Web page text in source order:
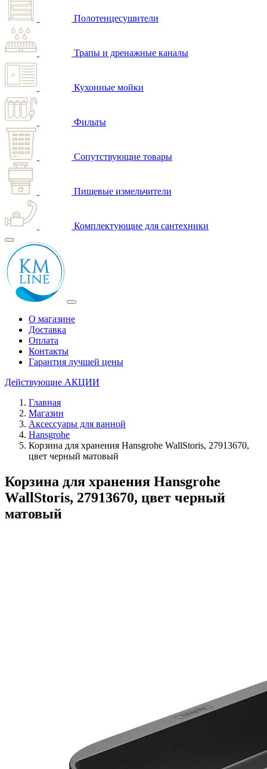
Полотенцесушители
Трапы и дренажные каналы
Кухонные мойки
Фильты
Сопутствующие товары
Пищевые измельчители
Комплектующие для сантехники
О магазине
Доставка
Оплата
Контакты
Гарантия лучшей цены
Действующие АКЦИИ
Главная
Магазин
Аксессуары для ванной
Hansgrohe
Корзина для хранения Hansgrohe WallStoris, 27913670,
цвет черный матовый
Корзина для хранения Hansgrohe
WallStoris, 27913670, цвет черный
матовый